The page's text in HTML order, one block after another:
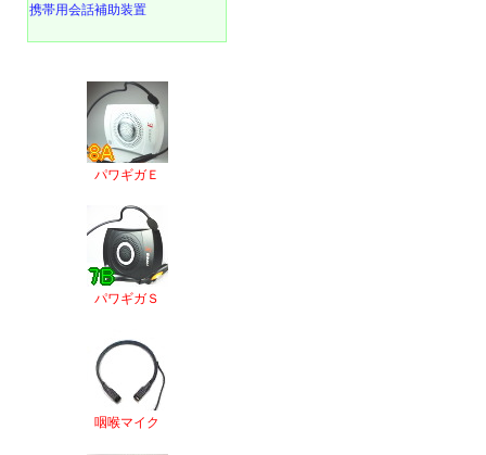
携帯用会話補助装置
パワギガＥ
パワギガＳ
咽喉マイク